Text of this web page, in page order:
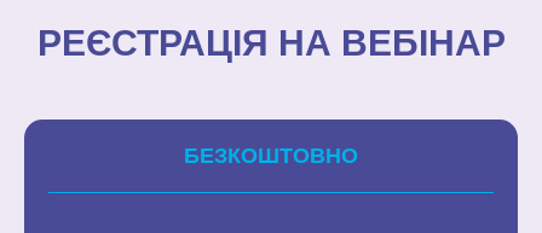
РЕЄСТРАЦІЯ НА ВЕБІНАР
БЕЗКОШТОВНО